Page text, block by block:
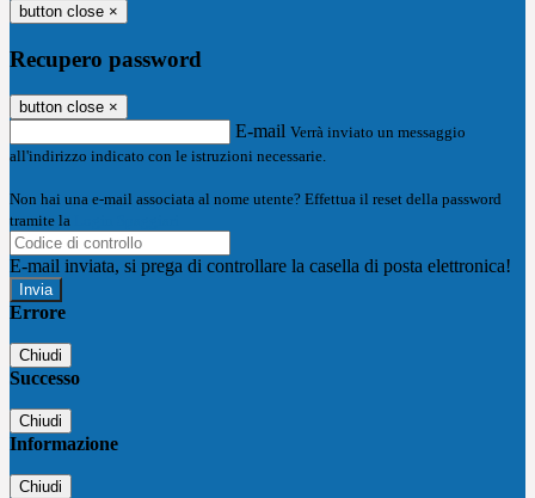
button close ×
Recupero password
button close ×
E-mail Verrà inviato un messaggio
all'indirizzo indicato con le istruzioni necessarie.
Non hai una e-mail associata al nome utente? Effettua il reset della password
tramite la
E-mail inviata, si prega di controllare la casella di posta elettronica!
Errore
Chiudi
Successo
Chiudi
Informazione
Chiudi